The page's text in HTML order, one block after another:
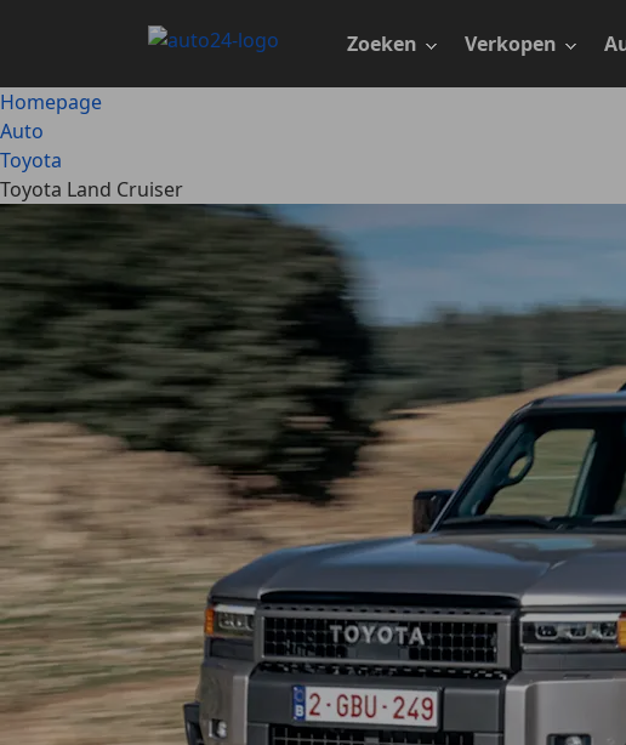
Zoeken Verkopen
Homepage
Auto
Toyota
Toyota Land Cruiser